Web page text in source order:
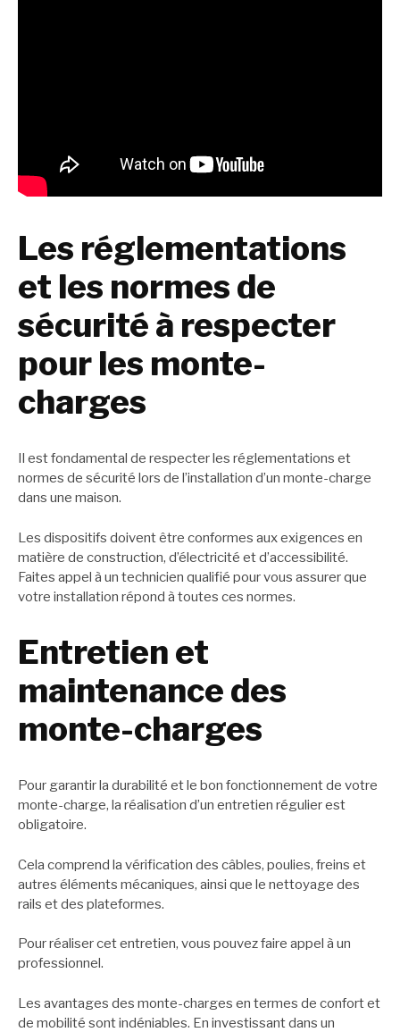
Les réglementations
et les normes de
sécurité à respecter
pour les monte-
charges
Il est fondamental de respecter les réglementations et
normes de sécurité lors de l’installation d’un monte-charge
dans une maison.
Les dispositifs doivent être conformes aux exigences en
matière de construction, d’électricité et d’accessibilité.
Faites appel à un technicien qualifié pour vous assurer que
votre installation répond à toutes ces normes.
Entretien et
maintenance des
monte-charges
Pour garantir la durabilité et le bon fonctionnement de votre
monte-charge, la réalisation d’un entretien régulier est
obligatoire.
Cela comprend la vérification des câbles, poulies, freins et
autres éléments mécaniques, ainsi que le nettoyage des
rails et des plateformes.
Pour réaliser cet entretien, vous pouvez faire appel à un
professionnel.
Les avantages des monte-charges en termes de confort et
de mobilité sont indéniables. En investissant dans un